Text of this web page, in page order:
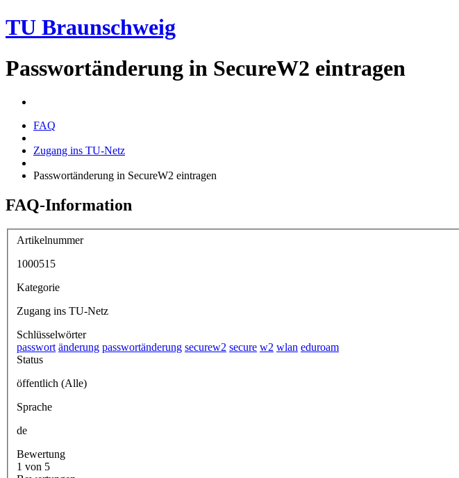
TU Braunschweig
Passwortänderung in SecureW2 eintragen
FAQ
Zugang ins TU-Netz
Passwortänderung in SecureW2 eintragen
FAQ-Information
Artikelnummer
1000515
Kategorie
Zugang ins TU-Netz
Schlüsselwörter
passwort änderung passwortänderung securew2 secure w2 wlan eduroam
Status
öffentlich (Alle)
Sprache
de
Bewertung
1 von 5